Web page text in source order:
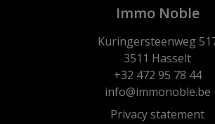
Immo Noble
Kuringersteenweg
3511 Hasselt
+32 472 95 78 44
info@immonoble.be
Privacy statement